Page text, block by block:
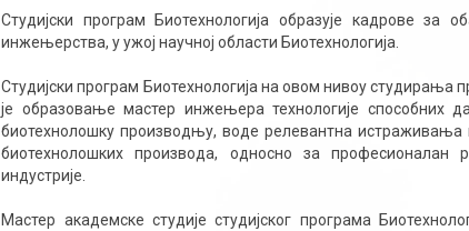
Студијски програм Биотехнологија образује кадрове
инжењерства, у ужој научној области Биотехнологија.
Студијски програм Биотехнологија на овом нивоу
је образовање мастер инжењера технологије способних
биотехнолошку производњу, воде релевантна истраживања и
биотехнолошких производа, односно за
индустрије.
Мастер академске студије студијског програма